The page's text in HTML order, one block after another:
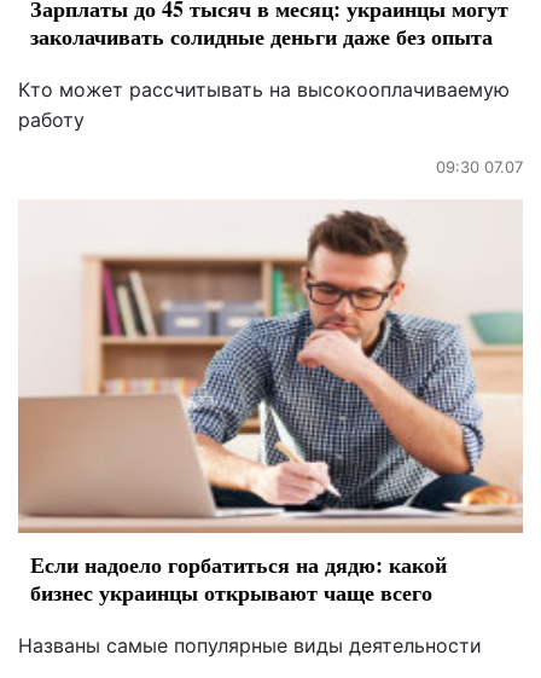
Зарплаты до 45 тысяч в месяц: украинцы могут
заколачивать солидные деньги даже без опыта
Кто может рассчитывать на высокооплачиваемую
работу
09:30 07.07
Если надоело горбатиться на дядю: какой
бизнес украинцы открывают чаще всего
Названы самые популярные виды деятельности